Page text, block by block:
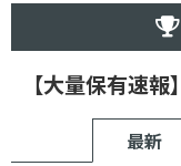
【大量保有速
最新